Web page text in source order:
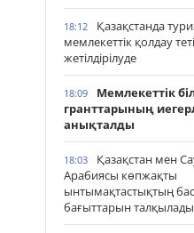
18:12
Қазақстанда
мемлекеттік қолдау
жетілдірілуде
18:09
Мемлекеттік
гранттарының
анықталды
18:03
Қазақстан мен
Арабиясы көпжақты
ынтымақтастықтың
бағыттарын талқылады